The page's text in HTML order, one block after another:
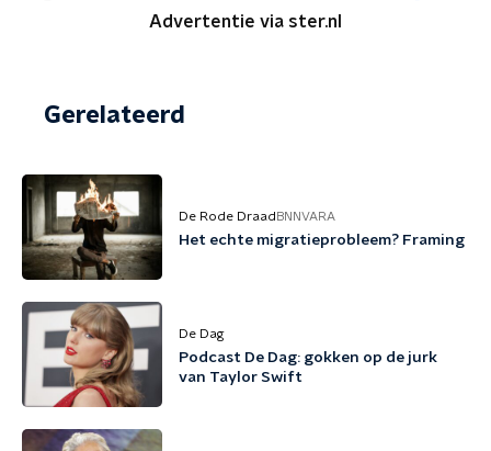
Advertentie via ster.nl
Gerelateerd
De Rode Draad BNNVARA
Het echte migratieprobleem? Framing
De Dag
Podcast De Dag: gokken op de jurk
van Taylor Swift